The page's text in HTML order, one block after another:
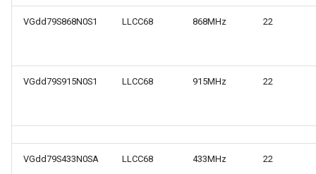
VGdd79S868N0S1 LLCC68 868MHz 22
VGdd79S915N0S1 LLCC68 915MHz 22
VGdd79S433N0SA LLCC68 433MHz 22